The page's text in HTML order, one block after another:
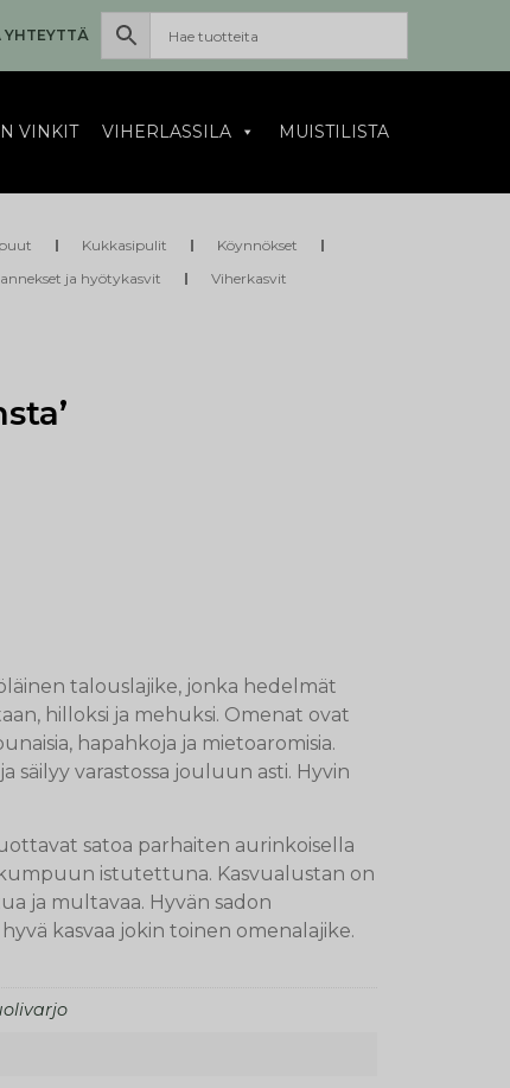
YHTEYTTÄ
VINKIT VIHERLASSILA MUISTILISTA
Kukkasipulit
Köynnökset
ja hyötykasvit Viherkasvit
talouslajike, jonka hedelmät
hilloksi ja mehuksi. Omenat ovat
hapahkoja ja mietoaromisia.
säilyy varastossa jouluun asti. Hyvin
satoa parhaiten aurinkoisella
istutettuna. Kasvualustan on
ja multavaa. Hyvän sadon
kasvaa jokin toinen omenalajike.